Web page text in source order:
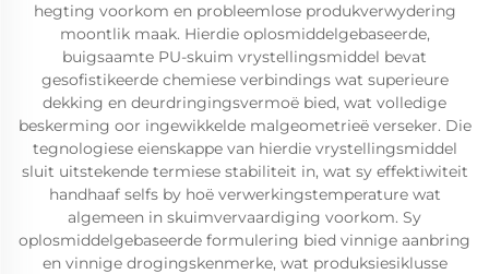
hegting voorkom en probleemlose produkverwydering
moontlik maak. Hierdie oplosmiddelgebaseerde,
buigsaamte PU-skuim vrystellingsmiddel bevat
gesofistikeerde chemiese verbindings wat superieure
dekking en deurdringingsvermoë bied, wat volledige
beskerming oor ingewikkelde malgeometrieë verseker. Die
tegnologiese eienskappe van hierdie vrystellingsmiddel
sluit uitstekende termiese stabiliteit in, wat sy effektiwiteit
handhaaf selfs by hoë verwerkingstemperature wat
algemeen in skuimvervaardiging voorkom. Sy
oplosmiddelgebaseerde formulering bied vinnige aanbring
en vinnige drogingskenmerke, wat produksiesiklusse